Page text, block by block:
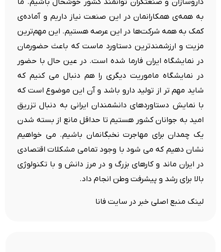
داروسازان و صنعتگران توانمند کشور خوشحال باشیم. ما
به همه‌ی همکارانمان در این صنعت نیاز داریم و آماده‌ی
کمک به همه شرکت‌ها در این عرصه هستیم. این مهم‌ترین
مزیت و ارزشمندترین دستاورد ماست که باعث حضورمان
در نمایشگاه ایران فارما شده است. در عین حال با حضور
در نمایشگاه ماموریت دیگری را هم دنبال می کنیم که
شاید مهم تر از تولید دارو باشد و آن این موضوع است که
با نمایش دستاوردهای دانشمندان ایرانی به دنبال تزریق
امید به جوانان کشور هستیم تا حداقل مانع از بسته شدن
یک چمدان برای مهاجرت نخبگانمان باشیم. می خواهیم
نشان دهیم که می شود با وجود تمامی مشکلات اقتصادی
در ایران ماند و کارهای بزرگ و در مرز دانش و با تکنولوژی
بالا برای رشد و پیشرفت وطن انجام داد.
لینک منبع اصلی خبر در سایت فانا